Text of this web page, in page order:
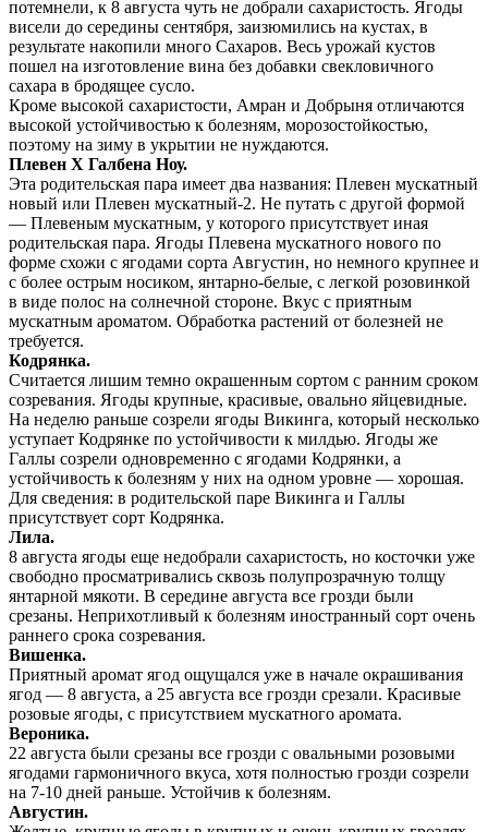
потемнели, к 8 августа чуть не добрали сахаристость. Ягоды
висели до середины сентября, заизюмились на кустах, в
результате накопили много Сахаров. Весь урожай кустов
пошел на изготовление вина без добавки свекловичного
сахара в бродящее сусло.
Кроме высокой сахаристости, Амран и Добрыня отличаются
высокой устойчивостью к болезням, морозостойкостью,
поэтому на зиму в укрытии не нуждаются.
Плевен X Галбена Ноу.
Эта родительская пара имеет два названия: Плевен мускатный
новый или Плевен мускатный-2. Не путать с другой формой
— Плевеным мускатным, у которого присутствует иная
родительская пара. Ягоды Плевена мускатного нового по
форме схожи с ягодами сорта Августин, но немного крупнее и
с более острым носиком, янтарно-белые, с легкой розовинкой
в виде полос на солнечной стороне. Вкус с приятным
мускатным ароматом. Обработка растений от болезней не
требуется.
Кодрянка.
Считается лишим темно окрашенным сортом с ранним сроком
созревания. Ягоды крупные, красивые, овально яйцевидные.
На неделю раньше созрели ягоды Викинга, который несколько
уступает Кодрянке по устойчивости к милдью. Ягоды же
Галлы созрели одновременно с ягодами Кодрянки, а
устойчивость к болезням у них на одном уровне — хорошая.
Для сведения: в родительской паре Викинга и Галлы
присутствует сорт Кодрянка.
Лила.
8 августа ягоды еще недобрали сахаристость, но косточки уже
свободно просматривались сквозь полупрозрачную толщу
янтарной мякоти. В середине августа все грозди были
срезаны. Неприхотливый к болезням иностранный сорт очень
раннего срока созревания.
Вишенка.
Приятный аромат ягод ощущался уже в начале окрашивания
ягод — 8 августа, а 25 августа все грозди срезали. Красивые
розовые ягоды, с присутствием мускатного аромата.
Вероника.
22 августа были срезаны все грозди с овальными розовыми
ягодами гармоничного вкуса, хотя полностью грозди созрели
на 7-10 дней раньше. Устойчив к болезням.
Августин.